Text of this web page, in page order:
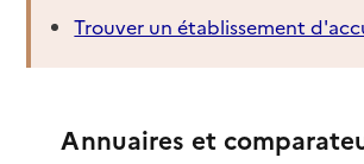
Trouver un établissement
Annuaires et